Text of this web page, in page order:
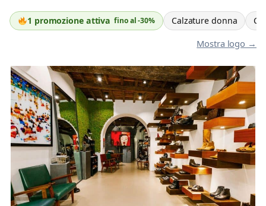
1 promozione attiva fino al -30% Calzature donna
Mostra logo →